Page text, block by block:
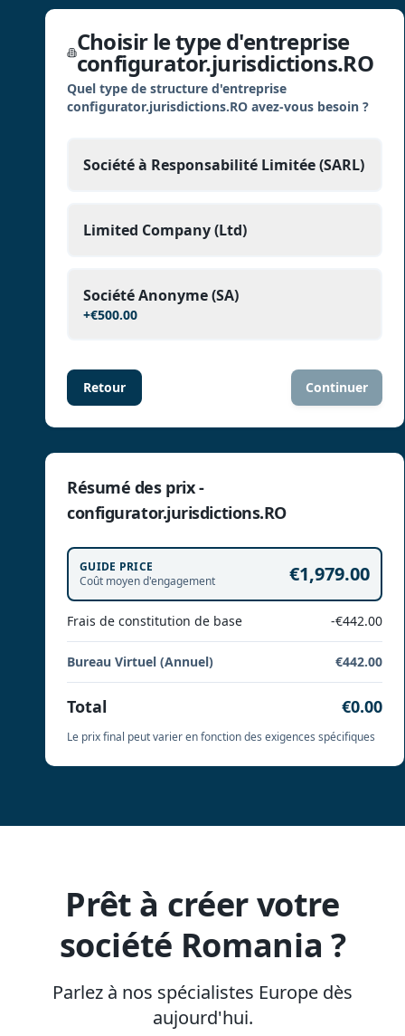
Choisir le type d'entreprise
configurator.jurisdictions.RO
Quel type de structure d'entreprise
configurator.jurisdictions.RO avez-vous besoin ?
Société à Responsabilité Limitée (SARL)
Limited Company (Ltd)
Société Anonyme (SA)
+€500.00
Retour Continuer
Résumé des prix -
configurator.jurisdictions.RO
GUIDE PRICE
Coût moyen d'engagement
€1,979.00
Frais de constitution de base -€442.00
Bureau Virtuel (Annuel) €442.00
Total €0.00
Le prix final peut varier en fonction des exigences spécifiques
Prêt à créer votre
société Romania ?
Parlez à nos spécialistes Europe dès
aujourd'hui.